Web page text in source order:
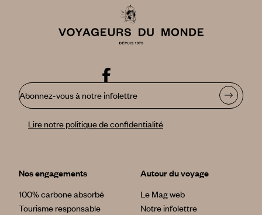
Abonnez-vous à notre infolettre
Lire notre politique de confidentialité
Nos engagements
100% carbone absorbé
Tourisme responsable
Autour du voyage
Le Mag web
Notre infolettre